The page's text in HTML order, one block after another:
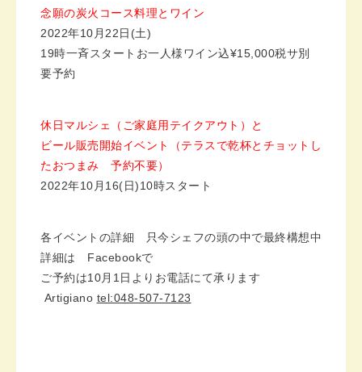
念願の炭火コース料理とワイン
2022年10月22日 (土)
19時一斉スタートお一人様ワイン込¥15,000税サ別
要予約
休日マルシェ（ご家庭用テイクアウト）と
ビール販売開始イベント（テラスで乾杯とチョットし
たおつまみ 予約不要）
2022年10月 16(日)10時スタート
各イベントの詳細 只今シェフの頭の中で最終構想中
詳細は Facebookで
ご予約は10月1日よりお電話にて承ります
Artigiano tel:048-507-7123